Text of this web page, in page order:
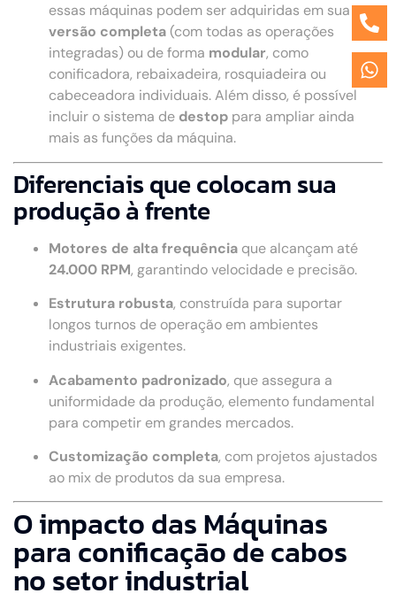
essas máquinas podem ser adquiridas em sua
versão completa (com todas as operações
integradas) ou de forma modular, como
conificadora, rebaixadeira, rosquiadeira ou
cabeceadora individuais. Além disso, é possível
incluir o sistema de destop para ampliar ainda
mais as funções da máquina.
Diferenciais que colocam sua
produção à frente
Motores de alta frequência que alcançam até
24.000 RPM, garantindo velocidade e precisão.
Estrutura robusta, construída para suportar
longos turnos de operação em ambientes
industriais exigentes.
Acabamento padronizado, que assegura a
uniformidade da produção, elemento fundamental
para competir em grandes mercados.
Customização completa, com projetos ajustados
ao mix de produtos da sua empresa.
O impacto das Máquinas
para conificação de cabos
no setor industrial